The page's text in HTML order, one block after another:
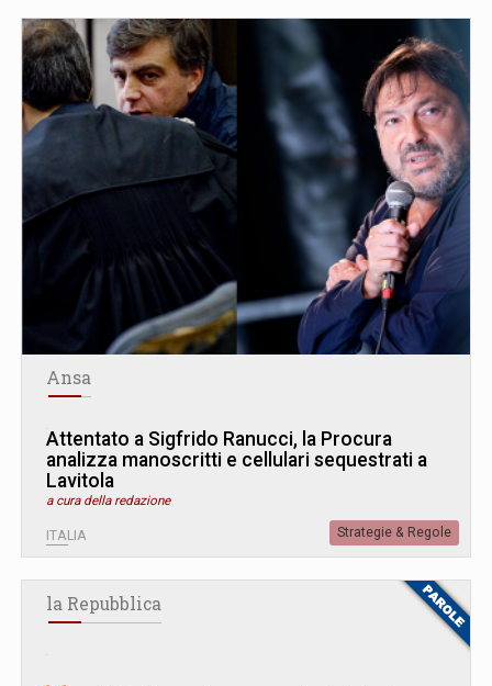
Ansa
Attentato a Sigfrido Ranucci, la Procura
analizza manoscritti e cellulari sequestrati a
Lavitola
a cura della redazione
ITALIA Strategie & Regole
la Repubblica